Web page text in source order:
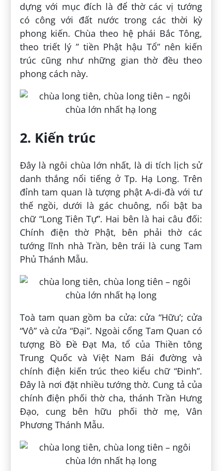
dựng với mục đích là để thờ các vị tướng
có công với đất nước trong các thời kỳ
phong kiến. Chùa theo hệ phái Bắc Tông,
theo triết lý ” tiền Phật hậu Tổ” nên kiến
trúc cũng như những gian thờ đều theo
phong cách này.
2. Kiến trúc
Ðây là ngôi chùa lớn nhất, là di tích lịch sử
danh thắng nổi tiếng ở Tp. Hạ Long. Trên
đỉnh tam quan là tượng phật A-di-đà với tư
thế ngồi, dưới là gác chuông, nổi bật ba
chữ “Long Tiên Tự”. Hai bên là hai câu đối:
Chính điện thờ Phật, bên phải thờ các
tướng lĩnh nhà Trần, bên trái là cung Tam
Phủ Thánh Mẫu.
Toà tam quan gồm ba cửa: cửa “Hữu’; cửa
“Vô” và cửa “Đại”. Ngoài cổng Tam Quan có
tượng Bồ Đề Đạt Ma, tổ của Thiền tông
Trung Quốc và Việt Nam Bái đường và
chính điện kiến trúc theo kiểu chữ “Đinh”.
Đây là nơi đặt nhiều tướng thờ. Cung tả của
chính điện phối thờ cha, thánh Trần Hưng
Đạo, cung bên hữu phối thờ mẹ, Vân
Phương Thánh Mẫu.